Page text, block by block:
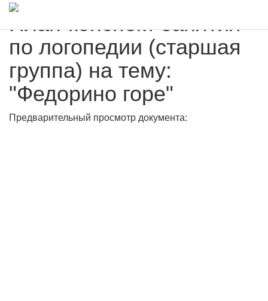
План-конспект занятия
по логопедии (старшая
группа) на тему:
"Федорино горе"
Предварительный просмотр документа: